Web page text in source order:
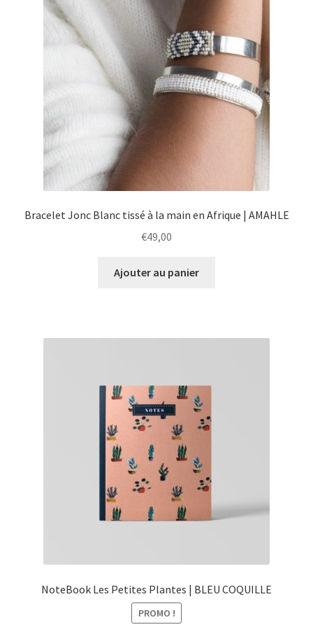
Bracelet Jonc Blanc tissé à la main en Afrique | AMAHLE
€49,00
Ajouter au panier
NoteBook Les Petites Plantes | BLEU COQUILLE
PROMO !